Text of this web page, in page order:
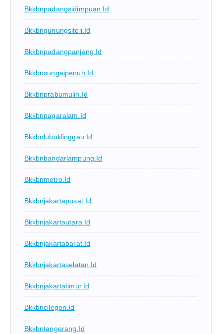
Bkkbnpadangsidimpuan.id
Bkkbngunungsitoli.id
Bkkbnpadangpanjang.id
Bkkbnsungaipenuh.id
Bkkbnprabumulih.id
Bkkbnpagaralam.id
Bkkbnlubuklinggau.id
Bkkbnbandarlampung.id
Bkkbnmetro.id
Bkkbnjakartapusat.id
Bkkbnjakartautara.id
Bkkbnjakartabarat.id
Bkkbnjakartaselatan.id
Bkkbnjakartatimur.id
Bkkbncilegon.id
Bkkbntangerang.id